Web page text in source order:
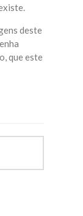
deste
que este